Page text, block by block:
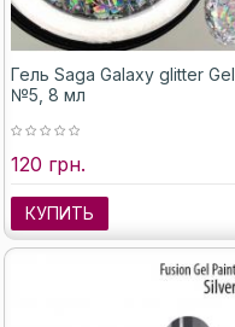
Гель Saga Galaxy glitter Gel
№5, 8 мл
120 грн.
КУПИТЬ